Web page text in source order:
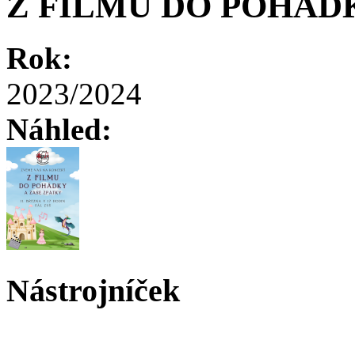
Rok:
2023/2024
Náhled:
Nástrojníček